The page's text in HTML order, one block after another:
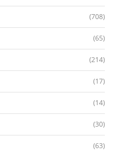
(708)
(65)
(214)
(17)
(14)
(30)
(63)